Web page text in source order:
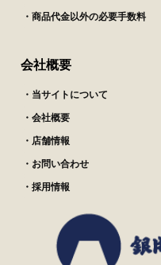
・商品代金以外の必要手数料
会社概要
・当サイトについて
・会社概要
・店舗情報
・お問い合わせ
・採用情報